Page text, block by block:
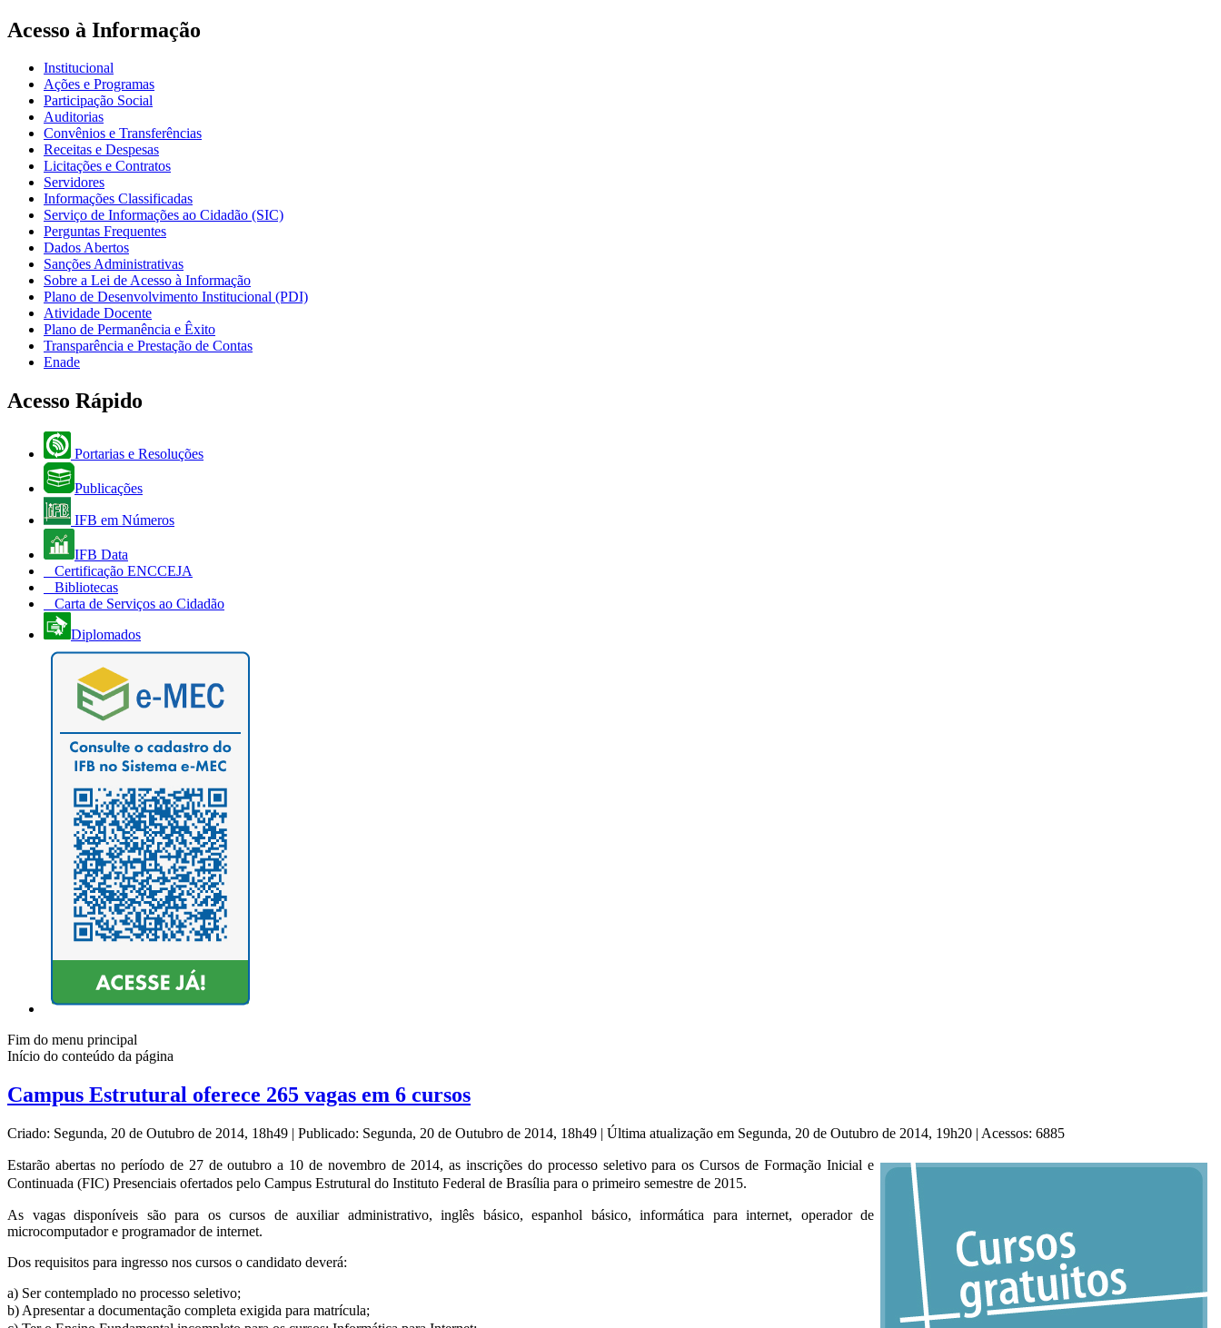
Acesso à Informação
Institucional
Ações e Programas
Participação Social
Auditorias
Convênios e Transferências
Receitas e Despesas
Licitações e Contratos
Servidores
Informações Classificadas
Serviço de Informações ao Cidadão (SIC)
Perguntas Frequentes
Dados Abertos
Sanções Administrativas
Sobre a Lei de Acesso à Informação
Plano de Desenvolvimento Institucional (PDI)
Atividade Docente
Plano de Permanência e Êxito
Transparência e Prestação de Contas
Enade
Acesso Rápido
Portarias e Resoluções
Publicações
IFB em Números
IFB Data
Certificação ENCCEJA
Bibliotecas
Carta de Serviços ao Cidadão
Diplomados
Fim do menu principal
Início do conteúdo da página
Campus Estrutural oferece 265 vagas em 6 cursos
Criado: Segunda, 20 de Outubro de 2014, 18h49 | Publicado: Segunda, 20 de Outubro de 2014, 18h49 | Última atualização em Segunda, 20 de Outubro de 2014, 19h20 | Acessos: 6885
Estarão abertas no período de 27 de outubro a 10 de novembro de 2014, as inscrições do processo seletivo para os Cursos de Formação Inicial e
Continuada (FIC) Presenciais ofertados pelo Campus Estrutural do Instituto Federal de Brasília para o primeiro semestre de 2015.
As vagas disponíveis são para os cursos de auxiliar administrativo, inglês básico, espanhol básico, informática para internet, operador de
microcomputador e programador de internet.
Dos requisitos para ingresso nos cursos o candidato deverá:
a) Ser contemplado no processo seletivo;
b) Apresentar a documentação completa exigida para matrícula;